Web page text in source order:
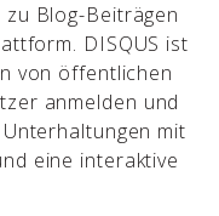
Blog-Beiträgen
DISQUS ist
von öffentlichen
anmelden und
mit
eine interaktive